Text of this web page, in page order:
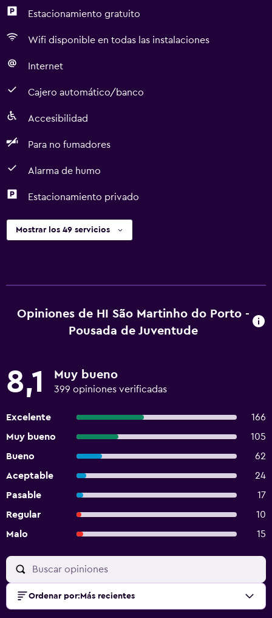
Estacionamiento gratuito
Wifi disponible en todas las instalaciones
Internet
Cajero automático/banco
Accesibilidad
Para no fumadores
Alarma de humo
Estacionamiento privado
Mostrar los 49 servicios
Opiniones de HI São Martinho do Porto -
Pousada de Juventude
8,1 Muy bueno
399 opiniones verificadas
Excelente
166
Muy bueno
105
Bueno
62
Aceptable
24
Pasable
17
Regular
10
Malo
15
Ordenar por: Más recientes